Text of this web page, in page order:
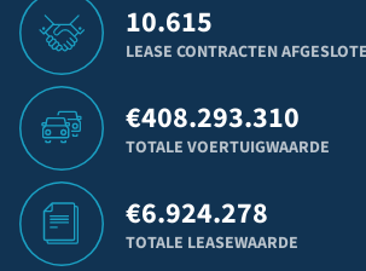
10.615
LEASE CONTRACTEN
€408.293.310
TOTALE VOERTUIGWAARDE
€6.924.278
TOTALE LEASEWAARDE